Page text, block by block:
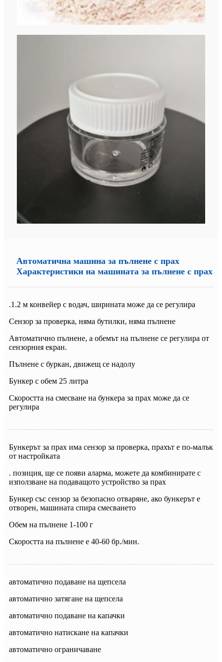
Автоматична машина за пълнене с прах
Характеристики на машината за пълнене с прах
.1.2 м конвейер с водач, ширината може да се регулира
Сензор за проверка, няма бутилки, няма пълнене
Автоматично пълнене, а обемът на пълнене се регулира от
сензорния екран.
Пълнене с буркан, движещ се надолу
Бункер с обем 25 литра
Скоростта на смесване на бункера за прах може да се
регулира
Бункерът за прах има сензор за проверка, прахът е по-малък
от настройката
. позиция, ще се появи аларма, можете да комбинирате с
използване на подаващото устройство за прах
Бункер със сензор за безопасно отваряне, ако бункерът е
отворен, машината спира смесването
Обем на пълнене 1-100 г
Скоростта на пълнене е 40-60 бр./мин.
автоматично подаване на щепсела
автоматично затягане на щепсела
автоматично подаване на капачки
автоматично натискане на капачки
автоматично ограничаване